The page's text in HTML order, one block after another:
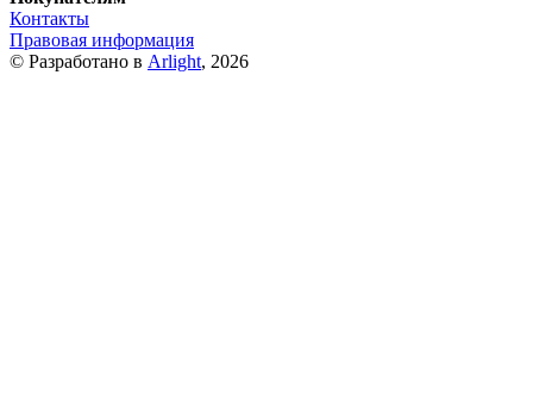
Контакты
Правовая информация
© Разработано в Arlight, 2026